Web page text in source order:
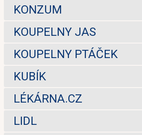
KONZUM
KOUPELNY JAS
KOUPELNY PTÁČEK
KUBÍK
LÉKÁRNA.CZ
LIDL